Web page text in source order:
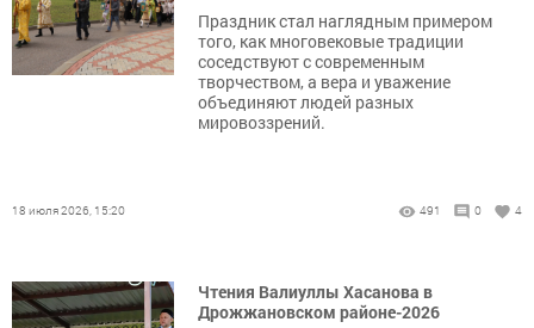
Праздник стал наглядным примером
того, как многовековые традиции
соседствуют с современным
творчеством, а вера и уважение
объединяют людей разных
мировоззрений.
18 июля 2026, 15:20 491 0 4
Чтения Валиуллы Хасанова в
Дрожжановском районе-2026